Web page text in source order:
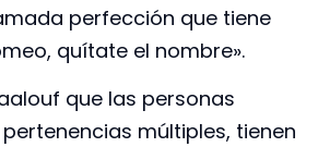
perfección que tiene
quítate el nombre».
que las personas
múltiples, tienen